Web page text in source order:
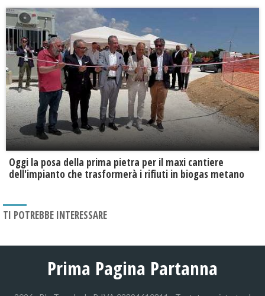
Oggi la posa della prima pietra per il maxi cantiere
dell'impianto che trasformerà i rifiuti in biogas metano
TI POTREBBE INTERESSARE
Prima Pagina Partanna